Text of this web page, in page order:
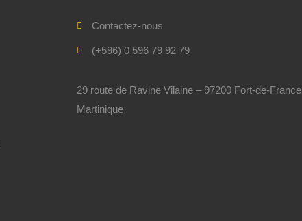
Contactez-nous
(+596) 0 596 79 92 79
29 route de Ravine Vilaine – 97200 Fort-de-
Martinique